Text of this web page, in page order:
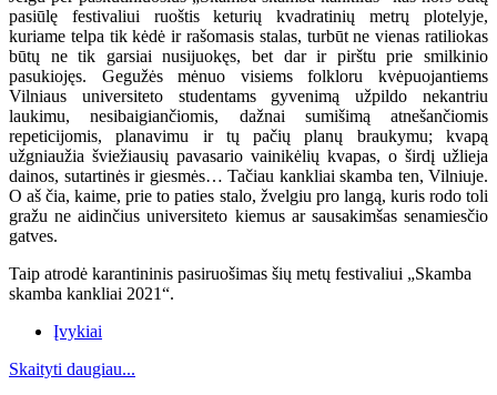
pasiūlę festivaliui ruoštis keturių kvadratinių metrų plotelyje,
kuriame telpa tik kėdė ir rašomasis stalas, turbūt ne vienas ratiliokas
būtų ne tik garsiai nusijuokęs, bet dar ir pirštu prie smilkinio
pasukiojęs. Gegužės mėnuo visiems folkloru kvėpuojantiems
Vilniaus universiteto studentams gyvenimą užpildo nekantriu
laukimu, nesibaigiančiomis, dažnai sumišimą atnešančiomis
repeticijomis, planavimu ir tų pačių planų braukymu; kvapą
užgniaužia šviežiausių pavasario vainikėlių kvapas, o širdį užlieja
dainos, sutartinės ir giesmės… Tačiau kankliai skamba ten, Vilniuje.
O aš čia, kaime, prie to paties stalo, žvelgiu pro langą, kuris rodo toli
gražu ne aidinčius universiteto kiemus ar sausakimšas senamiesčio
gatves.
Taip atrodė karantininis pasiruošimas šių metų festivaliui „Skamba
skamba kankliai 2021“.
Įvykiai
Skaityti daugiau...